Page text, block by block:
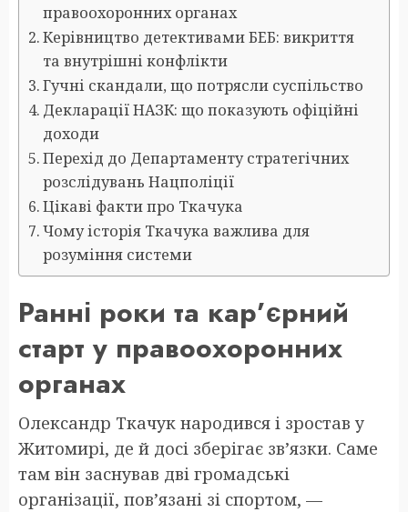
правоохоронних органах
Керівництво детективами БЕБ: викриття
та внутрішні конфлікти
Гучні скандали, що потрясли суспільство
Декларації НАЗК: що показують офіційні
доходи
Перехід до Департаменту стратегічних
розслідувань Нацполіції
Цікаві факти про Ткачука
Чому історія Ткачука важлива для
розуміння системи
Ранні роки та кар’єрний
старт у правоохоронних
органах
Олександр Ткачук народився і зростав у
Житомирі, де й досі зберігає зв’язки. Саме
там він заснував дві громадські
організації, пов’язані зі спортом, —